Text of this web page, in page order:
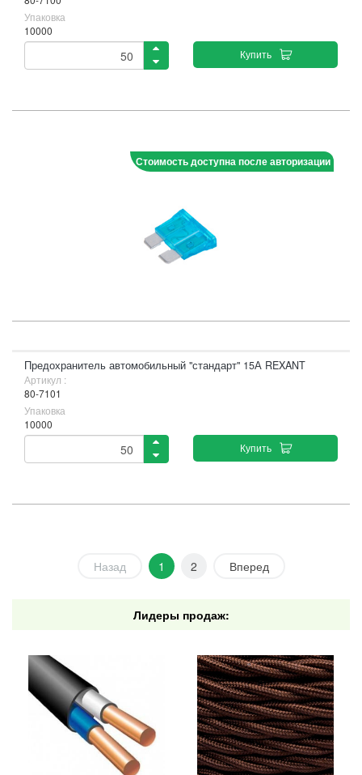
Упаковка
10000
Купить
Стоимость доступна после авторизации
Предохранитель автомобильный "стандарт" 15А REXANT
Артикул :
80-7101
Упаковка
10000
Купить
Назад 1 2 Вперед
Лидеры продаж: